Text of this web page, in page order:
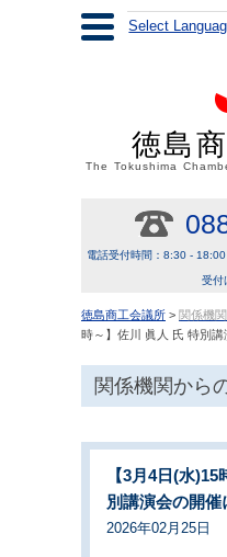
Select
徳島
The Tokushima
電話受付時間：8:30 -
受付
徳島商工会議所 > 関係機
時～】佐川 眞人 氏 特別
関係機関から
【3月4日(水
別講演会の開催
2026年02月25日